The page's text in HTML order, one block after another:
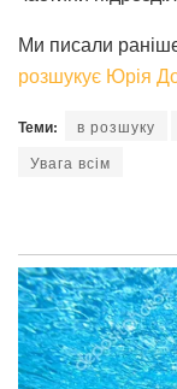
Ми писали
розшукує Юрія
Теми: в розшуку
Увага всім